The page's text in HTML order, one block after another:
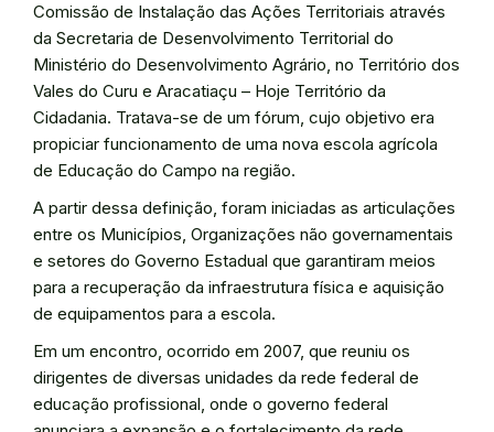
Comissão de Instalação das Ações Territoriais através
da Secretaria de Desenvolvimento Territorial do
Ministério do Desenvolvimento Agrário, no Território dos
Vales do Curu e Aracatiaçu – Hoje Território da
Cidadania. Tratava-se de um fórum, cujo objetivo era
propiciar funcionamento de uma nova escola agrícola
de Educação do Campo na região.
A partir dessa definição, foram iniciadas as articulações
entre os Municípios, Organizações não governamentais
e setores do Governo Estadual que garantiram meios
para a recuperação da infraestrutura física e aquisição
de equipamentos para a escola.
Em um encontro, ocorrido em 2007, que reuniu os
dirigentes de diversas unidades da rede federal de
educação profissional, onde o governo federal